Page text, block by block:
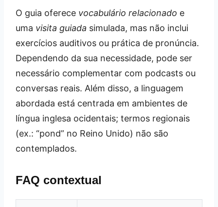
O guia oferece vocabulário relacionado e
uma visita guiada simulada, mas não inclui
exercícios auditivos ou prática de pronúncia.
Dependendo da sua necessidade, pode ser
necessário complementar com podcasts ou
conversas reais. Além disso, a linguagem
abordada está centrada em ambientes de
língua inglesa ocidentais; termos regionais
(ex.: “pond” no Reino Unido) não são
contemplados.
FAQ contextual